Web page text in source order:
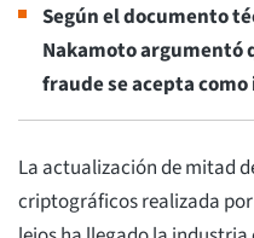
Según el documento
Nakamoto argumentó
fraude se acepta
La actualización de mitad
criptográficos realizada